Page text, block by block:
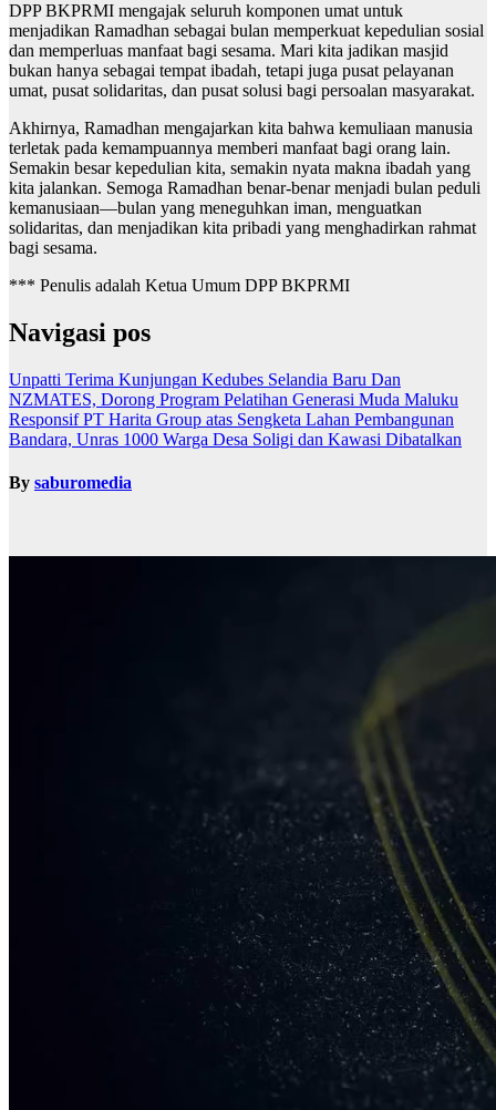
DPP BKPRMI mengajak seluruh komponen umat untuk
menjadikan Ramadhan sebagai bulan memperkuat kepedulian sosial
dan memperluas manfaat bagi sesama. Mari kita jadikan masjid
bukan hanya sebagai tempat ibadah, tetapi juga pusat pelayanan
umat, pusat solidaritas, dan pusat solusi bagi persoalan masyarakat.
Akhirnya, Ramadhan mengajarkan kita bahwa kemuliaan manusia
terletak pada kemampuannya memberi manfaat bagi orang lain.
Semakin besar kepedulian kita, semakin nyata makna ibadah yang
kita jalankan. Semoga Ramadhan benar-benar menjadi bulan peduli
kemanusiaan—bulan yang meneguhkan iman, menguatkan
solidaritas, dan menjadikan kita pribadi yang menghadirkan rahmat
bagi sesama.
*** Penulis adalah Ketua Umum DPP BKPRMI
Navigasi pos
Unpatti Terima Kunjungan Kedubes Selandia Baru Dan
NZMATES, Dorong Program Pelatihan Generasi Muda Maluku
Responsif PT Harita Group atas Sengketa Lahan Pembangunan
Bandara, Unras 1000 Warga Desa Soligi dan Kawasi Dibatalkan
By saburomedia